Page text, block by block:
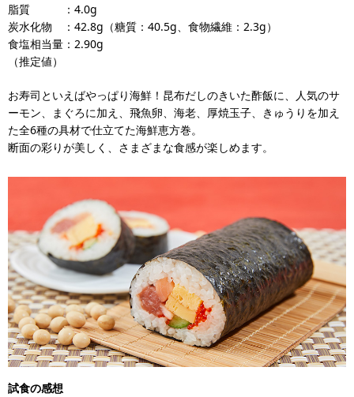
脂質 ：4.0g
炭水化物 ：42.8g（糖質：40.5g、食物繊維：2.3g）
食塩相当量：2.90g
（推定値）
お寿司といえばやっぱり海鮮！昆布だしのきいた酢飯に、人気のサ
ーモン、まぐろに加え、飛魚卵、海老、厚焼玉子、きゅうりを加え
た全6種の具材で仕立てた海鮮恵方巻。
断面の彩りが美しく、さまざまな食感が楽しめます。
試食の感想